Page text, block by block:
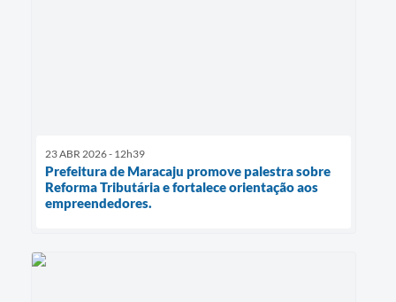
23 ABR 2026 - 12h39
Prefeitura de Maracaju promove palestra sobre
Reforma Tributária e fortalece orientação aos
empreendedores.